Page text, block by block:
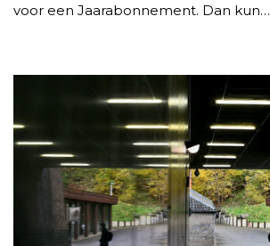
voor een Jaarabonnement. Dan kun…